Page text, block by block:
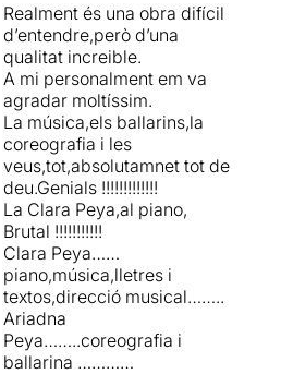
Realment és una obra difícil
d’entendre,però d’una
qualitat increible.
A mi personalment em va
agradar moltíssim.
La música,els ballarins,la
coreografia i les
veus,tot,absolutamnet tot de
deu.Genials !!!!!!!!!!!!!
La Clara Peya,al piano,
Brutal !!!!!!!!!!!
Clara Peya……
piano,música,lletres i
textos,direcció musical……..
Ariadna
Peya……..coreografia i
ballarina …………